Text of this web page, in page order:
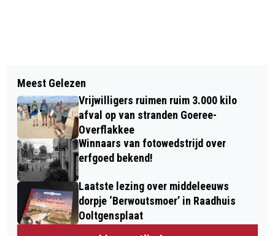
COLLEGE GESCHOKT DOOR
MISHANDELING IN STELLENDAM
“JE BENT NOOIT TE OUD OM TE LEREN
SCHRIJVEN”
Meest Gelezen
Vrijwilligers ruimen ruim 3.000 kilo
afval op van stranden Goeree-
Overflakkee
Winnaars van fotowedstrijd over
erfgoed bekend!
Laatste lezing over middeleeuws
dorpje ‘Berwoutsmoer’ in Raadhuis
Ooltgensplaat